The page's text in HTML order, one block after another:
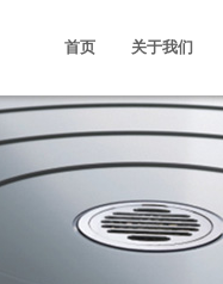
首页 关于我们